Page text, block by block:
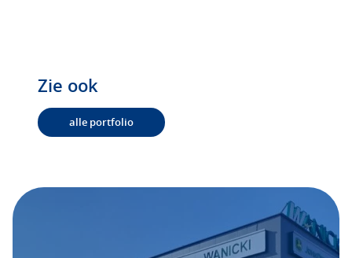
Zie ook
alle portfolio